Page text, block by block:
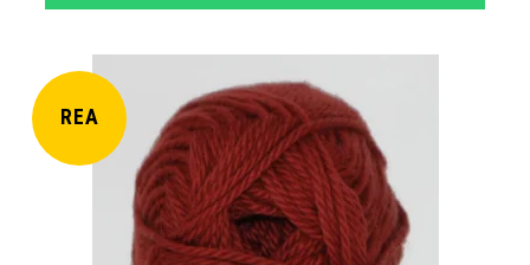
REA